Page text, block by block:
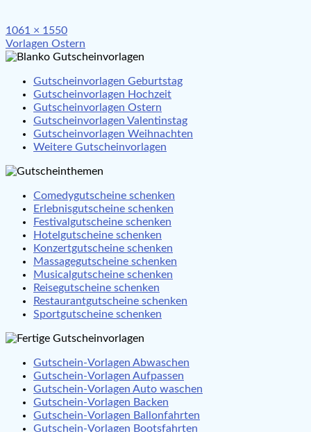
Full
size
1061 × 1550
Beitragsnavigation
Vorlagen Ostern
Gutscheinvorlagen Geburtstag
Gutscheinvorlagen Hochzeit
Gutscheinvorlagen Ostern
Gutscheinvorlagen Valentinstag
Gutscheinvorlagen Weihnachten
Weitere Gutscheinvorlagen
Comedygutscheine schenken
Erlebnisgutscheine schenken
Festivalgutscheine schenken
Hotelgutscheine schenken
Konzertgutscheine schenken
Massagegutscheine schenken
Musicalgutscheine schenken
Reisegutscheine schenken
Restaurantgutscheine schenken
Sportgutscheine schenken
Gutschein-Vorlagen Abwaschen
Gutschein-Vorlagen Aufpassen
Gutschein-Vorlagen Auto waschen
Gutschein-Vorlagen Backen
Gutschein-Vorlagen Ballonfahrten
Gutschein-Vorlagen Bootsfahrten